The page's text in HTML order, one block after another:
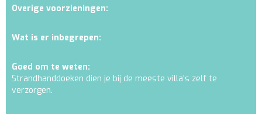
Overige voorzieningen:
Wat is er inbegrepen:
Goed om te weten:
Strandhanddoeken dien je bij de meeste villa's zelf te
verzorgen.